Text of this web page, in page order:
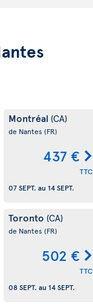
Montréal (CA)
de Nantes (FR)
437 €
TTC
07 SEPT. au 14 SEPT.
Toronto (CA)
de Nantes (FR)
502 €
TTC
08 SEPT. au 14 SEPT.